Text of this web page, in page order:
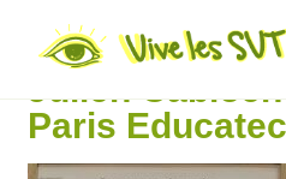
Salon de
Julien
Paris